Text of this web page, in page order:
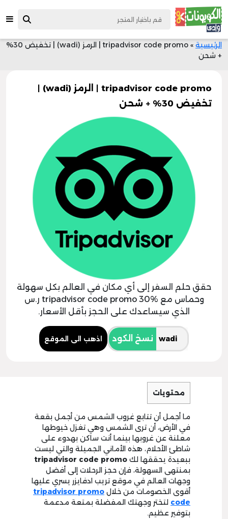
الرئيسية »
tripadvisor code promo | الرمز (wadi) | تخفيض 30%
+ شحن
tripadvisor code promo | الرمز (wadi) |
تخفيض 30% + شحن
حقق حلم السفر إلى أي مكان في العالم بكل سهولة
وحماس مع tripadvisor code promo 30% ر.س
الذي سيساعدك على الحجز بأقل الأسعار.
نسخ الكود اذهب الى الموقع
محتويات
ما أجمل أن تتابع غروب الشمس من أجمل بقعة
في الأرض، أن ترى الشمس وهي تغزل خيوطها
معلنة عن غروبها بينما أنت ساكن بهدوء على
شاطئ الأحلام، هذه الأماني الجميلة والتي ليست
ببعيدة يحققها لك
tripadvisor code promo
بمنتهى السهولة، فإن حجز الرحلات إلى أفضل
وجهات العالم في موقع تريب ادفايزر يسري عليها
أقوى الخصومات من خلال tripadvisor promo
code لتختر وجهتك المفضلة بمتعة مدعمة
بتوفير عظيم.